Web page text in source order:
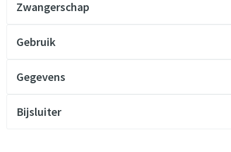
Zwangerschap
Gebruik
Gegevens
Bijsluiter